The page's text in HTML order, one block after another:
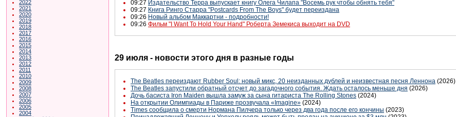
2022
2021
2020
2019
2018
2017
2016
2015
2014
2013
2012
2011
2010
2009
2008
2007
2006
2005
2004
09:27 Издательство Терра выпускает книгу Олега Чилапа "Восемь рук чтобы обнять тебя"
09:27 Книга Ринго Старра "Postcards From The Boys" будет переиздана
09:26 Новый альбом Маккартни - подробности!
09:26 Фильм "I Want To Hold Your Hand" Роберта Земекиса выходит на DVD
29 июля - новости этого дня в разные годы
The Beatles переиздают Rubber Soul: новый микс, 20 неизданных дублей и неизвестная песня Леннона (2026)
The Beatles запустили обратный отсчет до загадочного события. Ждать осталось меньше дня (2026)
Дочь басиста Iron Maiden вышла замуж за сына гитариста The Rolling Stones (2024)
На открытии Олимпиады в Париже прозвучала «Imagine» (2024)
Times сообщила о смерти Нормана Пилчера только через два года после его кончины (2023)